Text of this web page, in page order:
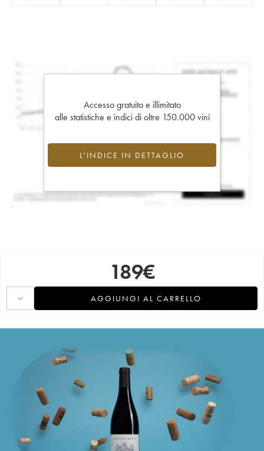
Accesso gratuito e illimitato
alle statistiche e indici di oltre 150.000 vini
L'INDICE IN DETTAGLIO
189€
AGGIUNGI AL CARRELLO